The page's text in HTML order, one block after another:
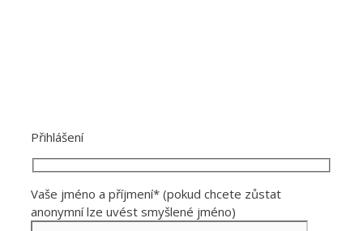
Přihlášení
Vaše jméno a příjmení* (pokud chcete zůstat
anonymní lze uvést smyšlené jméno)